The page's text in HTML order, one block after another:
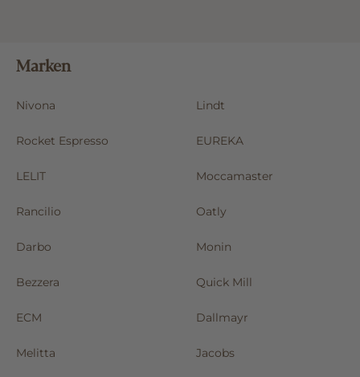
Marken
Nivona Lindt
Rocket Espresso EUREKA
LELIT Moccamaster
Rancilio Oatly
Darbo Monin
Bezzera Quick Mill
ECM Dallmayr
Melitta Jacobs